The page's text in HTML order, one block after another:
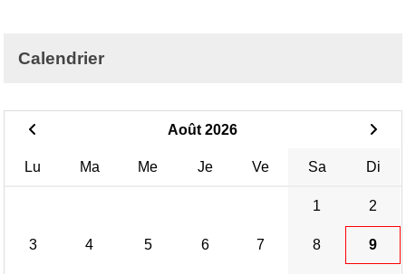
Calendrier
Août 2026
Lu Ma Me Je Ve Sa Di
1 2
3 4 5 6 7 8 9